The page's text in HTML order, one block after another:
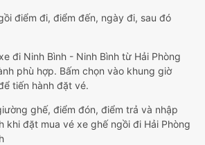
điểm đi, điểm đến, ngày đi, sau đó
đi Ninh Bình - Ninh Bình từ Hải Phòng
phù hợp. Bấm chọn vào khung giờ
tiến hành đặt vé.
ghế, điểm đón, điểm trả và nhập
khi đặt mua vé xe ghế ngồi đi Hải Phòng